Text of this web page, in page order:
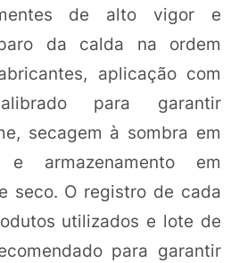
de alto vigor e
da calda na ordem
aplicação com
para garantir
secagem à sombra em
armazenamento em
seco. O registro de cada
utilizados e lote de
para garantir